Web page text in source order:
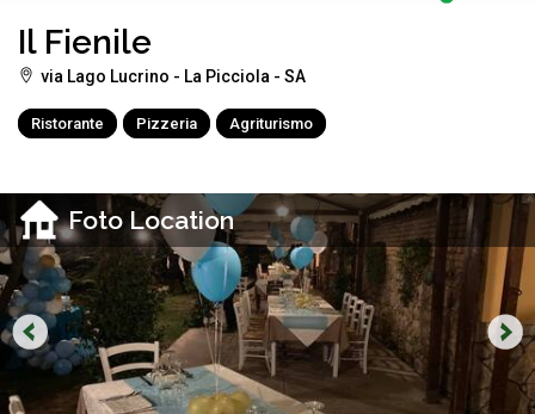
Il Fienile
via Lago Lucrino - La Picciola - SA
Ristorante Pizzeria Agriturismo
Foto Location